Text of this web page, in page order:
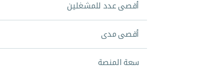
أقصى عدد للمشغلين
أقصى مدى
سعة المنصة